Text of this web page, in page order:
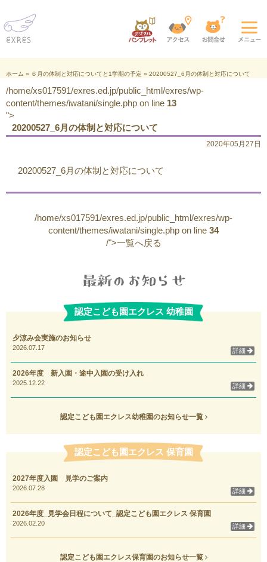
ホーム » ６月の体制と対応についてと1学期の予定 » 20200527_6月の体制と対応について
/home/xs017591/exres.ed.jp/public_html/exres/wp-
content/themes/iwatani/single.php on line 13
">
20200527_6月の体制と対応について
2020年05月27日
20200527_6月の体制と対応について
/home/xs017591/exres.ed.jp/public_html/exres/wp-
content/themes/iwatani/single.php on line 34
/">一覧へ戻る
認定こども園エクレス 幼稚園
夕涼み会実施のお知らせ
2026.07.17 詳細
2026年度 新入園・途中入園の受け入れ
2025.12.22 詳細
認定こども園エクレス幼稚園のお知らせ一覧
認定こども園エクレス 保育園
2027年度入園 見学のご案内
2026.07.28 詳細
2026年度_見学会日程について_認定こども園エクレス 保育園
2026.02.20 詳細
認定こども園エクレス保育園のお知らせ一覧